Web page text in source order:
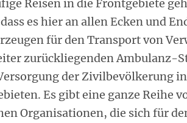
Reisen in die Frontgebiete
es hier an allen Ecken und
für den Transport von
zurückliegenden Ambulanz-
der Zivilbevölkerung
Es gibt eine ganze Reihe
Organisationen, die sich für